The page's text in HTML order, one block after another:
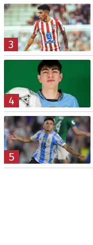
3
4
5